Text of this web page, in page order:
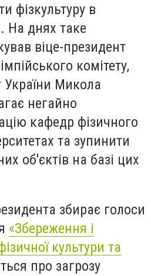
фізкультуру в
На днях таке
віце-президент
комітету,
України Микола
негайно
кафедр фізичного
та зупинити
об'єктів на базі цих
збирає голоси
«Збереження і
культури та
про загрозу